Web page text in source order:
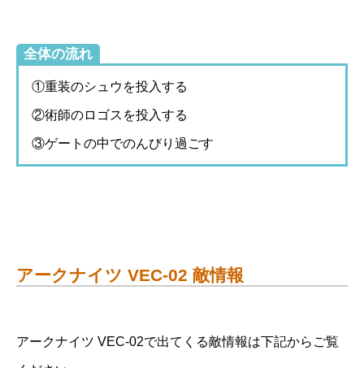
全体の流れ
①重装のシュウを投入する
②術師のロゴスを投入する
③ゲートの中でのんびり過ごす
アークナイツ VEC-02 敵情報
アークナイツ VEC-02で出てくる敵情報は下記からご覧